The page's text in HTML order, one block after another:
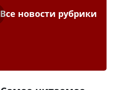
Все новости рубрики